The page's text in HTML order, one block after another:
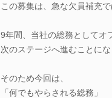
この募集は、急な欠員補充で
9年間、当社の総務としてオ
次のステージへ進むことにな
そのため今回は、
「何でもやらされる総務」